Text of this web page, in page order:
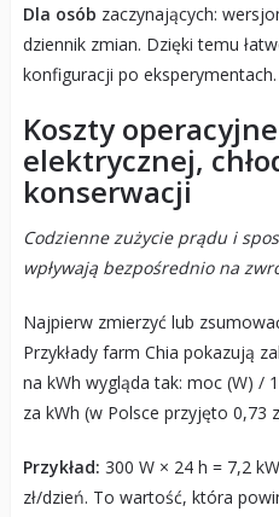
Dla osób zaczynających:
dziennik zmian. Dzięki temu
konfiguracji po eksperymentach.
Koszty
elektrycznej,
konserwacji
Codzienne zużycie prądu i
wpływają bezpośrednio na
Najpierw zmierzyć lub
Przykłady farm Chia pokazują
na kWh wygląda tak: moc (W) /
za kWh (w Polsce przyjęto 0,73
Przykład: 300 W × 24 h = 7,2
zł/dzień. To wartość, która